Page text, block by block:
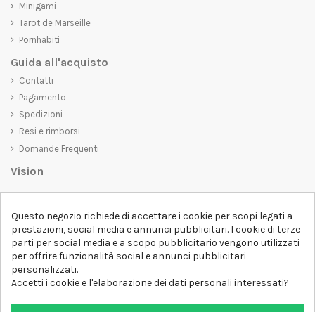
Minigami
Tarot de Marseille
Pornhabiti
Guida all'acquisto
Contatti
Pagamento
Spedizioni
Resi e rimborsi
Domande Frequenti
Vision
belli da vedere, ma che trasmettano anche un messaggio importante.
Che siate alla ricerca di una t-shirt unica e di tendenza, di una felpa
comoda e accogliente o di un accessorio esclusivo,
D-SHIRT
ha
qualcosa per tutti.
Follow us
Questo negozio richiede di accettare i cookie per scopi legati a
prestazioni, social media e annunci pubblicitari. I cookie di terze
parti per social media e a scopo pubblicitario vengono utilizzati
per offrire funzionalità social e annunci pubblicitari
personalizzati.
Accetti i cookie e l'elaborazione dei dati personali interessati?